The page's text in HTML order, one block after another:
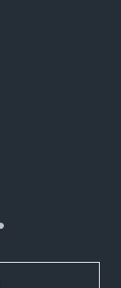
SoundCloud